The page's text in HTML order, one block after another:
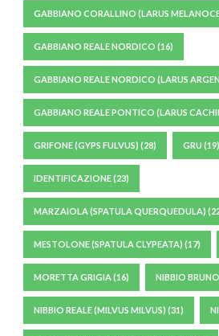
GABBIANO CORALLINO (LARUS
GABBIANO REALE NORDICO (16)
GABBIANO REALE NORDICO (LARUS
GABBIANO REALE PONTICO (LARUS
GRIFONE (GYPS FULVUS) (28) GRU (19)
IDENTIFICAZIONE(23)
MARZAIOLA (SPATULA QUERQUEDULA)
MESTOLONE (SPATULA CLYPEATA) (17)
MORETTA GRIGIA(16) NIBBIO
NIBBIO REALE (MILVUS MILVUS) (31)